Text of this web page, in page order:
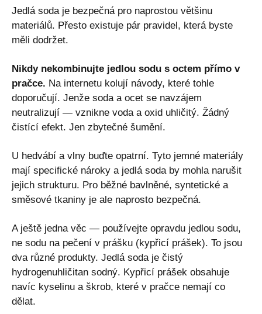
Jedlá soda je bezpečná pro naprostou většinu
materiálů. Přesto existuje pár pravidel, která byste
měli dodržet.
Nikdy nekombinujte jedlou sodu s octem přímo v
pračce. Na internetu kolují návody, které tohle
doporučují. Jenže soda a ocet se navzájem
neutralizují — vznikne voda a oxid uhličitý. Žádný
čistící efekt. Jen zbytečné šumění.
U hedvábí a vlny buďte opatrní. Tyto jemné materiály
mají specifické nároky a jedlá soda by mohla narušit
jejich strukturu. Pro běžné bavlněné, syntetické a
směsové tkaniny je ale naprosto bezpečná.
A ještě jedna věc — používejte opravdu jedlou sodu,
ne sodu na pečení v prášku (kypřicí prášek). To jsou
dva různé produkty. Jedlá soda je čistý
hydrogenuhličitan sodný. Kypřicí prášek obsahuje
navíc kyselinu a škrob, které v pračce nemají co
dělat.